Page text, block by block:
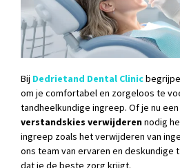
Bij Dedrietand Dental Clinic
om je comfortabel en zorgeloos te
tandheelkundige ingreep. Of je nu
verstandskies verwijderennodig
ingreep zoals het verwijderen van
ons team van ervaren en
dat je de beste zorg krijgt.